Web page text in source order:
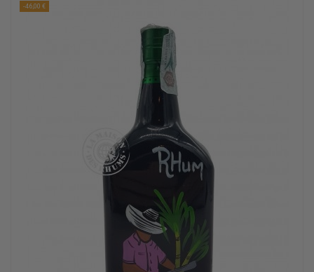
-46,00 €